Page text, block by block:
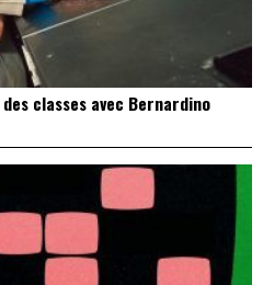
classes avec Bernardino